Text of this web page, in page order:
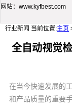
网站：www.kyfbest.com
行业新闻 当前位置:主页
全自动视觉
在当今快速发展的
和产品质量的重要